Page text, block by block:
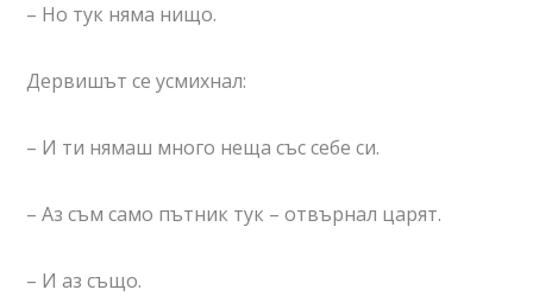
– Но тук няма нищо.
Дервишът се усмихнал:
– И ти нямаш много неща със себе си.
– Аз съм само пътник тук – отвърнал царят.
– И аз също.